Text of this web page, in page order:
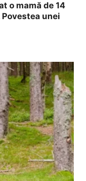
o mamă de 14
unei